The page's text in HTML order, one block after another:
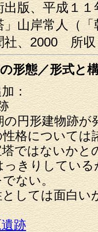
出版、平成１
」山岸常人
社、2000 所
形態／形式と
：
の円形建物跡が
格については
ではないかと
きりしてい
ない。
しては面白い
跡